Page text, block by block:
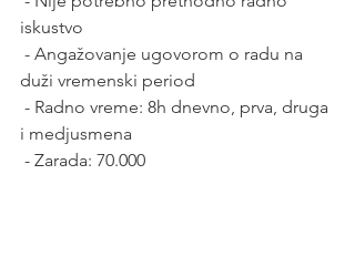
iskustvo
duži vremenski period
i medjusmena
- Zarada: 70.000